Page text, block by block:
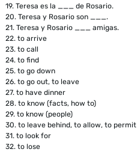
19. Teresa es la ___ de Rosario.
20. Teresa y Rosario son ___.
21. Teresa y Rosario ___ amigas.
22. to arrive
23. to call
24. to find
25. to go down
26. to go out, to leave
27. to have dinner
28. to know (facts, how to)
29. to know (people)
30. to leave behind, to allow, to permit
31. to look for
32. to lose